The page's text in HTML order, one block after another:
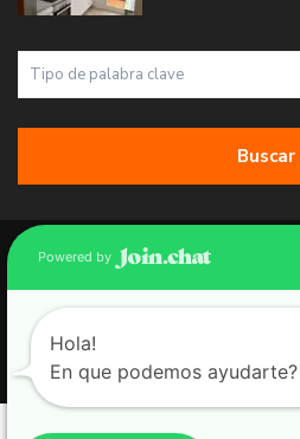
Buscar
Copyright 2026 | Grupo 90
Política de Cookies
Política de Privacidad
Aviso Legal
Powered by
Hola!
En que podemos ayudarte?